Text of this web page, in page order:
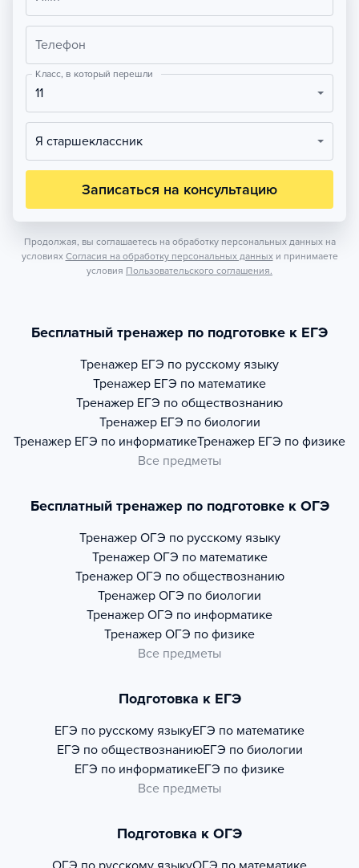
Телефон
Класс, в который перешли
11
Я старшеклассник
Записаться на консультацию
Продолжая, вы соглашаетесь на обработку персональных данных на
условиях Согласия на обработку персональных данных и принимаете
условия Пользовательского соглашения.
Бесплатный тренажер по подготовке к ЕГЭ
Тренажер ЕГЭ по русскому языку
Тренажер ЕГЭ по математике
Тренажер ЕГЭ по обществознанию
Тренажер ЕГЭ по биологии
Тренажер ЕГЭ по информатикеТренажер ЕГЭ по физике
Все предметы
Бесплатный тренажер по подготовке к ОГЭ
Тренажер ОГЭ по русскому языку
Тренажер ОГЭ по математике
Тренажер ОГЭ по обществознанию
Тренажер ОГЭ по биологии
Тренажер ОГЭ по информатике
Тренажер ОГЭ по физике
Все предметы
Подготовка к ЕГЭ
ЕГЭ по русскому языкуЕГЭ по математике
ЕГЭ по обществознаниюЕГЭ по биологии
ЕГЭ по информатикеЕГЭ по физике
Все предметы
Подготовка к ОГЭ